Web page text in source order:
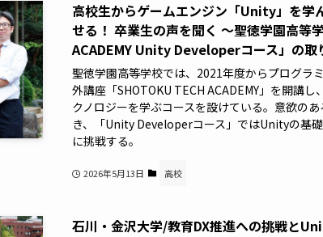
高校生からゲームエンジン「Unity」を学
せる！ 卒業生の声を聞く ～聖徳学園高等
ACADEMY Unity Developerコース」の取
聖徳学園高等学校では、2021年度からプログラ
外講座「SHOTOKU TECH ACADEMY」を開講
クノロジーを学ぶコースを設けている。意欲の
き、「Unity Developerコース」ではUnityの基
に挑戦する。
2026年5月13日 高校
石川・金沢大学/教育DX推進への挑戦と